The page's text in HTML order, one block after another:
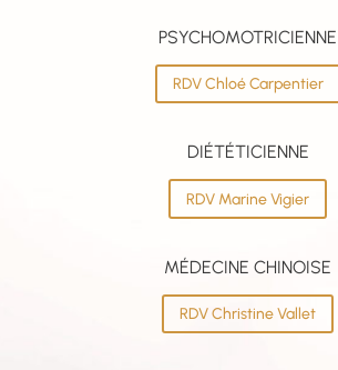
PSYCHOMOTRICIENNE
RDV Chloé Carpentier
DIÉTÉTICIENNE
RDV Marine Vigier
MÉDECINE CHINOISE
RDV Christine Vallet